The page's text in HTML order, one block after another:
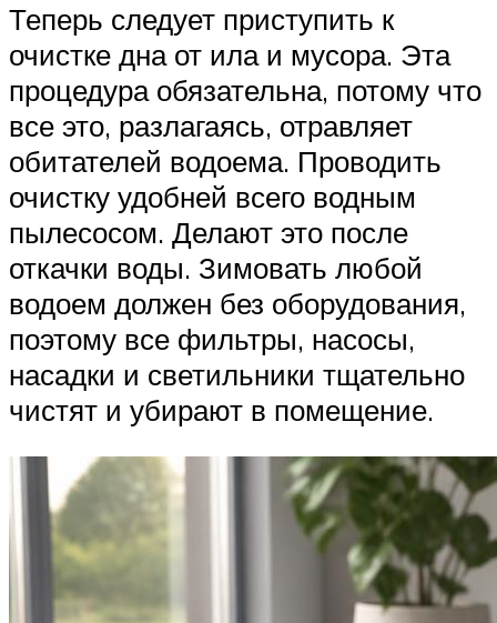
Теперь следует приступить к
очистке дна от ила и мусора. Эта
процедура обязательна, потому что
все это, разлагаясь, отравляет
обитателей водоема. Проводить
очистку удобней всего водным
пылесосом. Делают это после
откачки воды. Зимовать любой
водоем должен без оборудования,
поэтому все фильтры, насосы,
насадки и светильники тщательно
чистят и убирают в помещение.